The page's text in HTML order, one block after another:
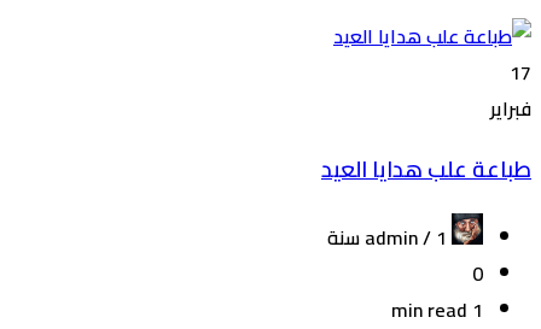
17
فبراير
طباعة علب هدايا العيد
1 سنة
0
1 min read